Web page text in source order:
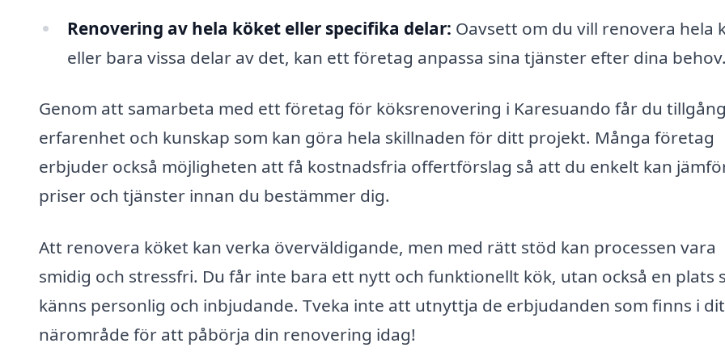
Renovering av hela köket eller specifika delar: Oavsett om du vill renovera hela
eller bara vissa delar av det, kan ett företag anpassa sina tjänster efter dina behov.
Genom att samarbeta med ett företag för köksrenovering i Karesuando får du
erfarenhet och kunskap som kan göra hela skillnaden för ditt projekt. Många företag
erbjuder också möjligheten att få kostnadsfria offertförslag så att du enkelt kan
priser och tjänster innan du bestämmer dig.
Att renovera köket kan verka överväldigande, men med rätt stöd kan processen vara
smidig och stressfri. Du får inte bara ett nytt och funktionellt kök, utan också en plats
känns personlig och inbjudande. Tveka inte att utnyttja de erbjudanden som finns i
närområde för att påbörja din renovering idag!